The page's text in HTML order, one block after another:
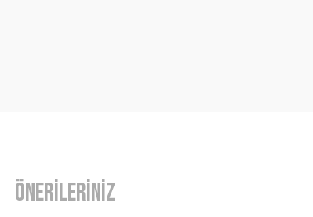
Önerileriniz